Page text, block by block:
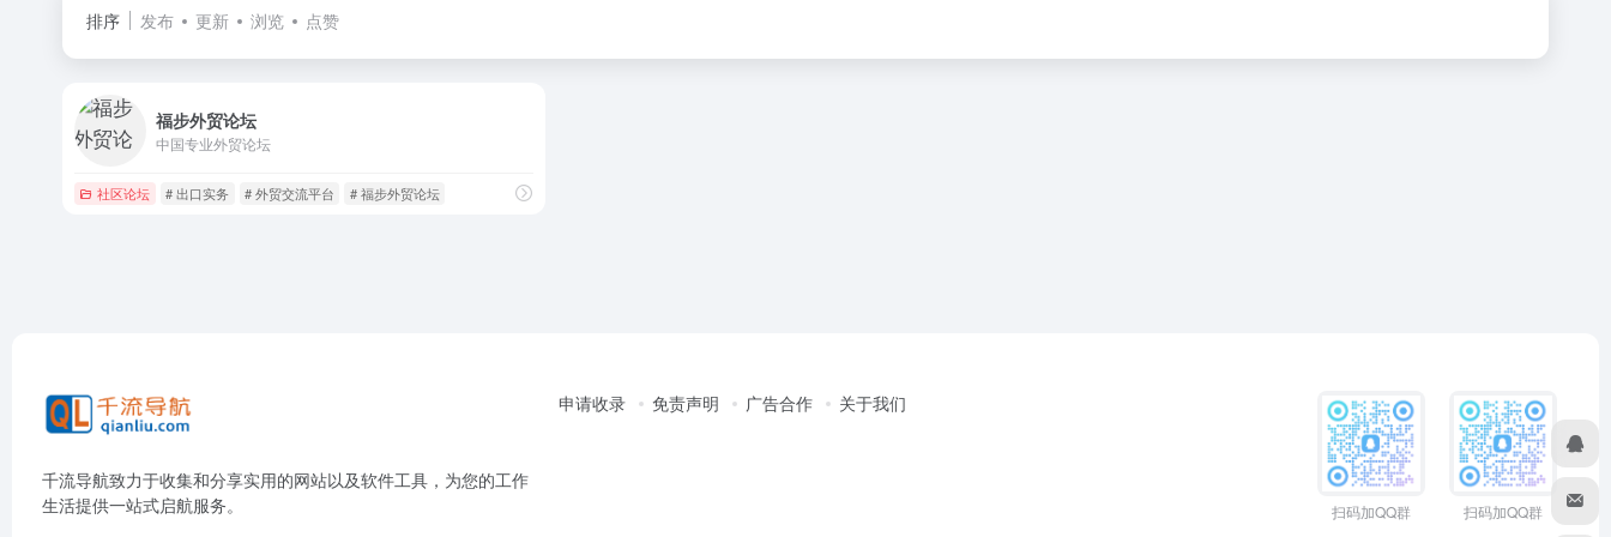
排序 发布 更新 浏览 点赞
福步外贸论坛
中国专业外贸论坛
社区论坛 # 出口实务 # 外贸交流平台 # 福步外贸论坛
千流导航致力于收集和分享实用的网站以及软件工具，为您的工作
生活提供一站式启航服务。
申请收录 免责声明 广告合作 关于我们
扫码加QQ群 扫码加QQ群